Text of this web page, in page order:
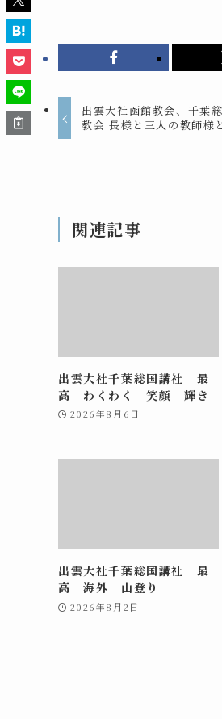
出雲大社函館教会、千葉
教会 長様と三人の教師様
関連記事
出雲大社千葉総国講社 最
高 わくわく 笑顔 輝き
2026年8月6日
出雲大社千葉総国講社 最
高 海外 山登り
2026年8月2日